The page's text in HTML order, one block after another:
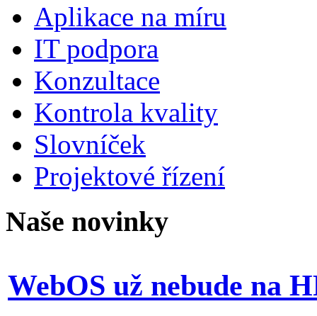
Aplikace na míru
IT podpora
Konzultace
Kontrola kvality
Slovníček
Projektové řízení
Naše novinky
WebOS už nebude na